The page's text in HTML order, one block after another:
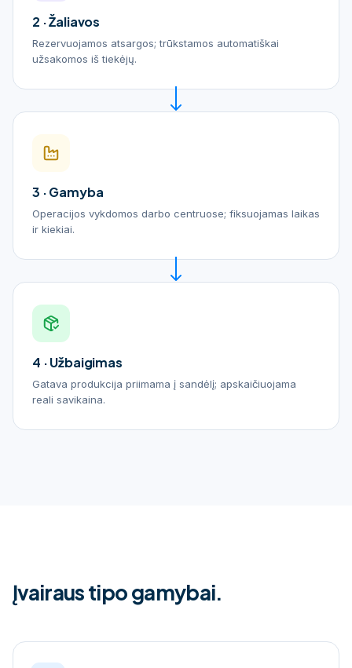
2 · Žaliavos
Rezervuojamos atsargos; trūkstamos automatiškai
užsakomos iš tiekėjų.
3 · Gamyba
Operacijos vykdomos darbo centruose; fiksuojamas laikas
ir kiekiai.
4 · Užbaigimas
Gatava produkcija priimama į sandėlį; apskaičiuojama
reali savikaina.
Įvairaus tipo gamybai.